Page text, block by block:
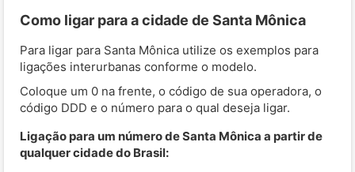
Como ligar para a cidade de Santa Mônica
Para ligar para Santa Mônica utilize os exemplos para
ligações interurbanas conforme o modelo.
Coloque um 0 na frente, o código de sua operadora, o
código DDD e o número para o qual deseja ligar.
Ligação para um número de Santa Mônica a partir de
qualquer cidade do Brasil: